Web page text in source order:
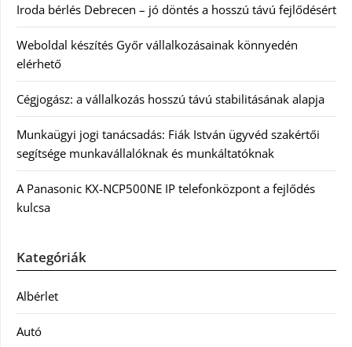
Iroda bérlés Debrecen – jó döntés a hosszú távú fejlődésért
Weboldal készítés Győr vállalkozásainak könnyedén
elérhető
Cégjogász: a vállalkozás hosszú távú stabilitásának alapja
Munkaügyi jogi tanácsadás: Fiák István ügyvéd szakértői
segítsége munkavállalóknak és munkáltatóknak
A Panasonic KX-NCP500NE IP telefonközpont a fejlődés
kulcsa
Kategóriák
Albérlet
Autó